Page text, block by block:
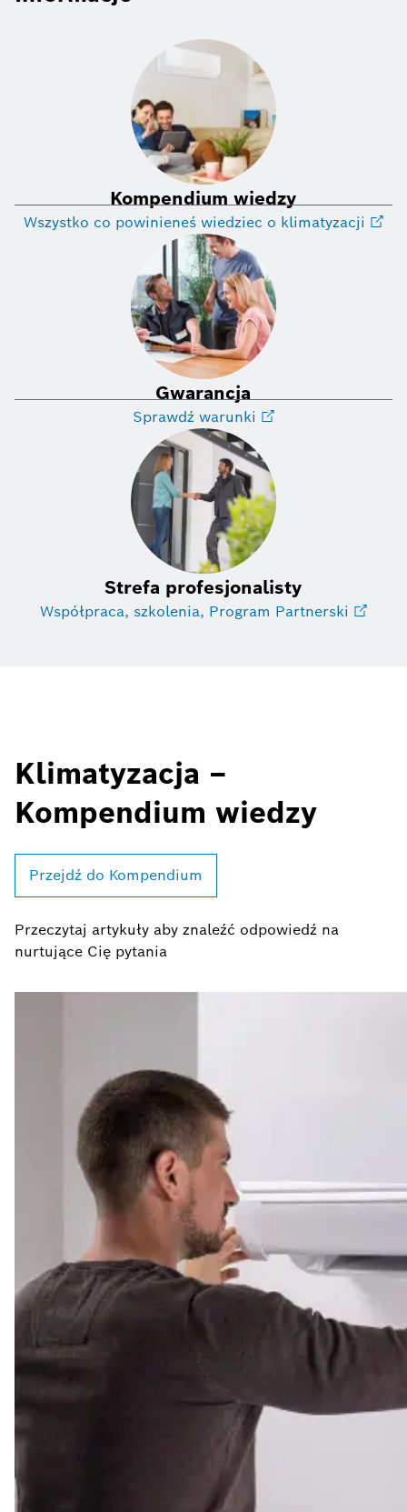
Kompendium wiedzy
Wszystko co powinieneś wiedziec o klimatyzacji
Gwarancja
Sprawdź warunki
Strefa profesjonalisty
Współpraca, szkolenia, Program Partnerski
Klimatyzacja –
Kompendium wiedzy
Przejdź do Kompendium
Przeczytaj artykuły aby znaleźć odpowiedź na
nurtujące Cię pytania